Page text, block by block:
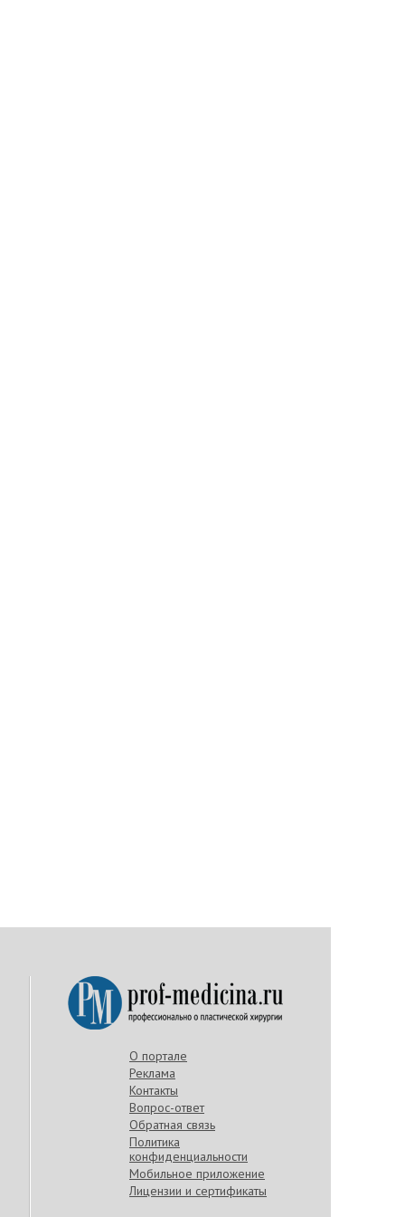
О портале
Реклама
Контакты
Вопрос-ответ
Обратная связь
Политика
конфиденциальности
Мобильное приложение
Лицензии и сертификаты